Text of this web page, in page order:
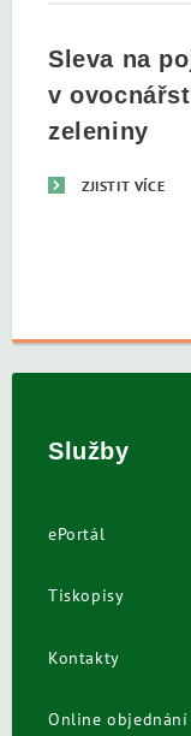
Sleva na
v
zeleniny
ZJISTIT VÍCE
Služby
ePortál
Tiskopisy
Kontakty
Online